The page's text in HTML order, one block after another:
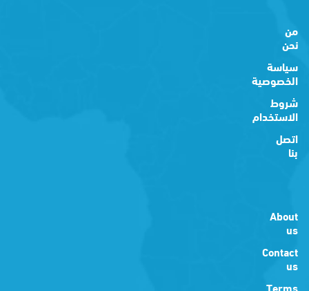
من
نحن
سياسة
الخصوصية
شروط
الاستخدام
اتصل
بنا
About
us
Contact
us